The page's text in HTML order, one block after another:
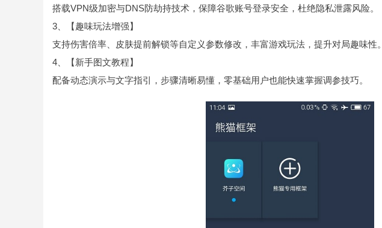
搭载VPN级加密与DNS防劫持技术，保障谷歌账号登录安全，杜绝隐私泄露风险。
3、【趣味玩法增强】
支持伤害倍率、皮肤提前解锁等自定义参数修改，丰富游戏玩法，提升对局趣味性。
4、【新手图文教程】
配备动态演示与文字指引，步骤清晰易懂，零基础用户也能快速掌握调参技巧。